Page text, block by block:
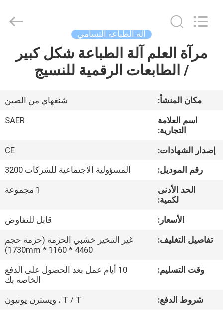
منزل
أشرطة
حول
في
المعمل
ضبط
الجودة
Supplier
Reserved.
آلة الطباعة التسامي
مرآة العلم آلة الطباعة شكل كبير
/ الطابعات الرقمية للنسيج
مكان المنشأ:
شنغهاي من الصين
اسم العلامة
التجارية:
SAER
إصدار الشهادات:
CE
رقم الموديل:
المسؤولية الاجتماعية للشركات 3200
الحد الأدنى
لكمية:
1 مجموعة
الأسعار:
قابل للتفاوض
تفاصيل التغليف:
غير التبخير خشبي الحزمة (حزمة حجم
4460 * 1160 * 1730mm)
وقت التسليم:
10 أيام عمل بعد الحصول على الدفع
الخاصة بك
شروط الدفع:
T / T ، ويسترن يونيون